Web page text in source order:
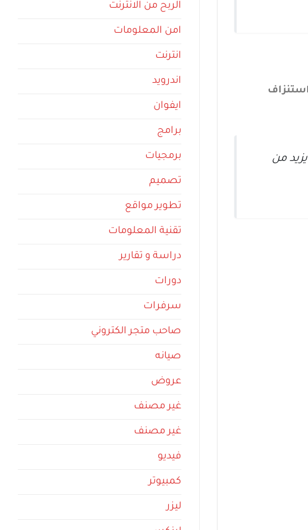
من
الربح من الانترنت
امن المعلومات
انترنت
اندرويد
ايفوان
برامج
برمجيات
تصميم
تطوير مواقع
تقنية المعلومات
دراسة و تقارير
دورات
سرفرات
صاحب متجر الكتروني
صيانه
عروض
غير مصنف
غير مصنف
فيديو
كمبيوتر
ليزر